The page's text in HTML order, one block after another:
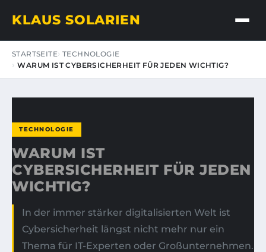
KLAUS SOLARIEN
STARTSEITE TECHNOLOGIE
WARUM IST CYBERSICHERHEIT FÜR JEDEN WICHTIG?
TECHNOLOGIE
WARUM IST
CYBERSICHERHEIT FÜR JEDEN
WICHTIG?
In der immer stärker digitalisierten Welt ist
Cybersicherheit längst nicht mehr nur ein
Thema für IT-Experten oder Großunternehmen.